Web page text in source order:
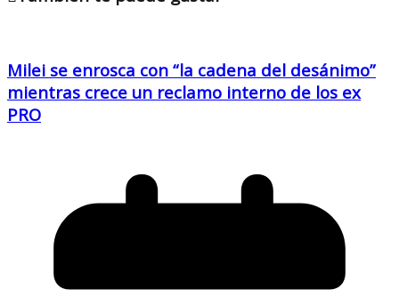
Milei se enrosca con “la cadena del desánimo”
mientras crece un reclamo interno de los ex
PRO